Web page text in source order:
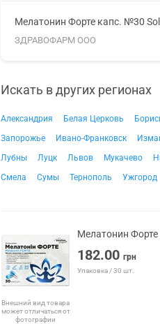
Мелатонин Форте капс. №30
ЗДРАВОФАРМ ООО
Искать в других регионах
Александрия Белая Церковь
Запорожье
Ивано-Франковск
Лубны
Луцк Львов Мукачево
Смела
Сумы Тернополь Ужгород
Внешний вид товара
может отличаться от
фотографии
Мелатонин
182.00 грн
Упаковка / 30 шт.